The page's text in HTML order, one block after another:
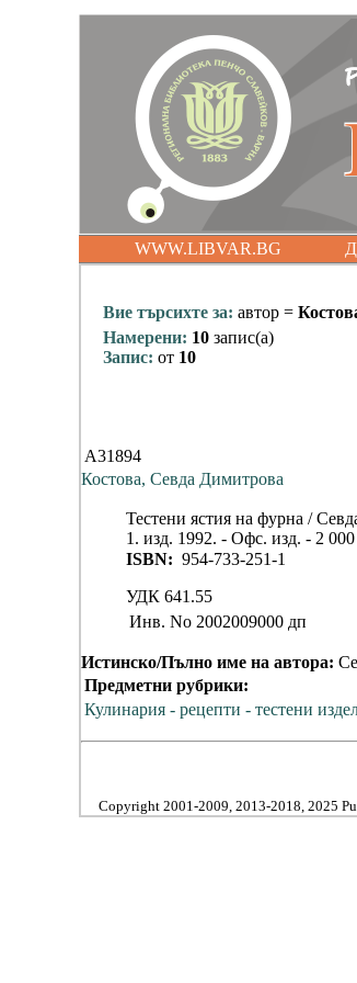
WWW.LIBVAR.BG
Вие търсихте за: автор =
Намерени: 10 запис(а)
Запис: от 10
A31894
Костова, Севда Димитрова
Тестени ястия на фурна /
1. изд. 1992. - Офс. изд. - 2
ISBN: 954-733-251-1
УДК 641.55
Инв. No 2002009000 дп
Истинско/Пълно име на автора:
Предметни рубрики:
Кулинария - рецепти - тестени
Copyright 2001-2009, 2013-2018, 2025